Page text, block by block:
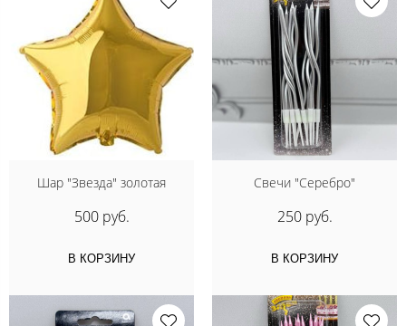
Шар "Звезда" золотая
500 руб.
В КОРЗИНУ
Свечи "Серебро"
250 руб.
В КОРЗИНУ